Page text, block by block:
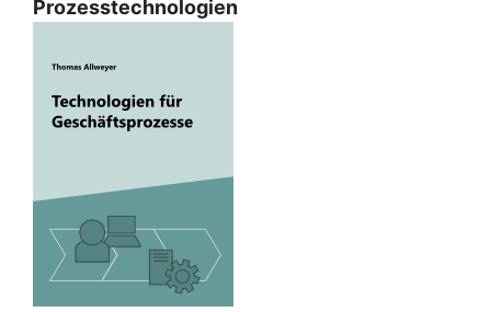
Prozesstechnologien